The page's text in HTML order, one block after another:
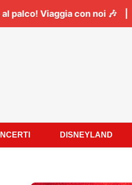
tutti a cantare sotto
DISNEYLAND